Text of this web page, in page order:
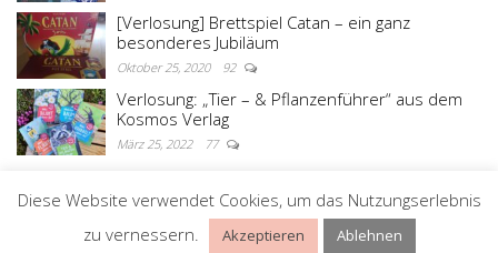
[Verlosung] Brettspiel Catan – ein ganz
besonderes Jubiläum
Oktober 25, 2020 92
Verlosung: „Tier – & Pflanzenführer“ aus dem
Kosmos Verlag
März 25, 2022 77
Stolz präsentiert vonWordPress|Theme:Master
Blog
Diese Website verwendet Cookies, um das Nutzungserlebnis
zu vernessern.
Akzeptieren Ablehnen